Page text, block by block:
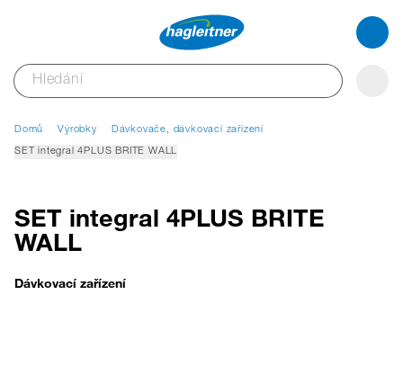
Domů Výrobky Dávkovače, dávkovací zařízení
SET integral 4PLUS BRITE WALL
SET integral 4PLUS BRITE
WALL
Dávkovací zařízení